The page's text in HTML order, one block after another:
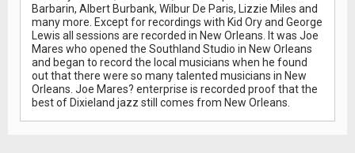
Barbarin, Albert Burbank, Wilbur De Paris, Lizzie Miles and
many more. Except for recordings with Kid Ory and George
Lewis all sessions are recorded in New Orleans. It was Joe
Mares who opened the Southland Studio in New Orleans
and began to record the local musicians when he found
out that there were so many talented musicians in New
Orleans. Joe Mares? enterprise is recorded proof that the
best of Dixieland jazz still comes from New Orleans.